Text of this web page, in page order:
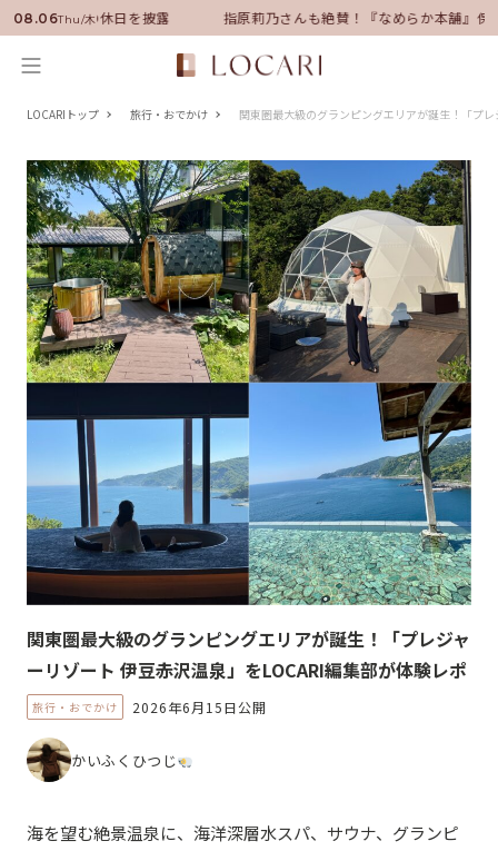
08.06Thu/木
いい男の休日を披露 指原莉乃さんも絶賛！『なめらか本舗』保湿ラ
LOCARIトップ 旅行・おでかけ 関東圏最大級のグランピングエリアが誕生！「プ
関東圏最大級のグランピングエリアが誕生！「プレジャ
ーリゾート 伊豆赤沢温泉」をLOCARI編集部が体験レポ
旅行・おでかけ 2026年6月15日公開
かいふくひつじ
海を望む絶景温泉に、海洋深層水スパ、サウナ、グランピ